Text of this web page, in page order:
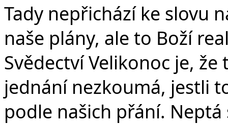
Tady nepřichází ke slovu
naše plány, ale to Boží
Svědectví Velikonoc je,
jednání nezkoumá, jestli
podle našich přání.